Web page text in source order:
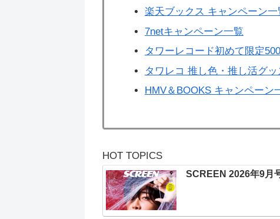
楽天ブックス キャンペーン一
7netキャンペーン一覧
タワーレコード初めて限定
タワレコ 推し色・推し活グッ
HMV＆BOOKS キャンペーン
HOT TOPICS
SCREEN 2026年9月